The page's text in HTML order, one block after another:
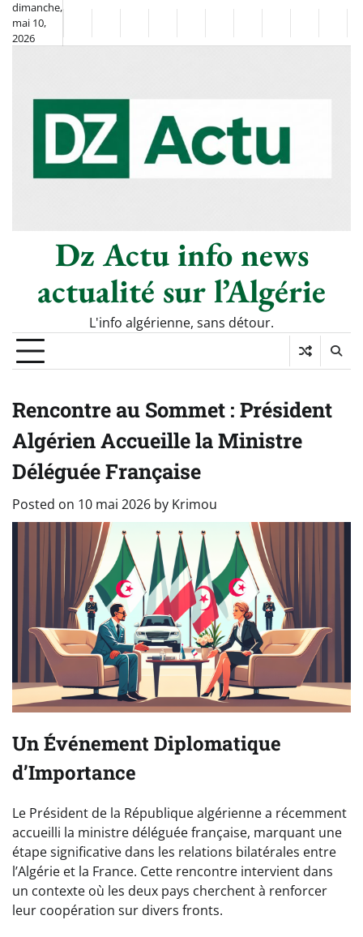
Skip
content
dimanche,
mai 10,
2026
FlashSportclasséDiasporaChronique
–
Le
Thé
SociétéCultureMonde
Tech
Dz Actu info news
actualité sur l’Algérie
L'info algérienne, sans détour.
Rencontre au Sommet : Président
Algérien Accueille la Ministre
Déléguée Française
Posted on 10 mai 2026 by Krimou
Un Événement Diplomatique
d’Importance
Le Président de la République algérienne a récemment
accueilli la ministre déléguée française, marquant une
étape significative dans les relations bilatérales entre
l’Algérie et la France. Cette rencontre intervient dans
un contexte où les deux pays cherchent à renforcer
leur coopération sur divers fronts.